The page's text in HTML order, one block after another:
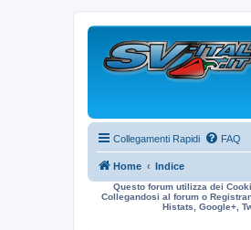
Collegamenti Rapidi FAQ
Home Indice
Questo forum utilizza dei
Collegandosi al forum o
Histats, Google+,